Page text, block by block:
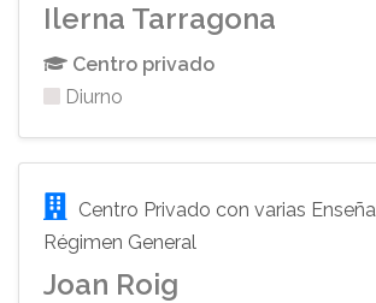
Ilerna Tarragona
Centro privado
Diurno
Centro Privado con varias
Régimen General
Joan Roig